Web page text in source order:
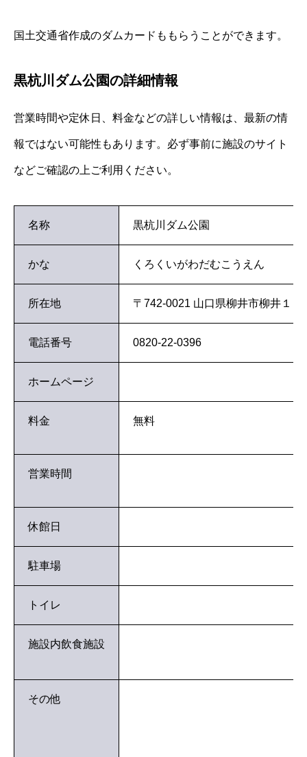
国土交通省作成のダムカードももらうことができます。
黒杭川ダム公園の詳細情報
営業時間や定休日、料金などの詳しい情報は、最新の情
報ではない可能性もあります。必ず事前に施設のサイト
などご確認の上ご利用ください。
名称 黒杭川ダム公園
かな くろくいがわだむこうえん
所在地 〒742-0021 山口県柳井市柳井１０
電話番号 0820-22-0396
ホームページ
料金 無料
営業時間
休館日
駐車場
トイレ
施設内飲食施設
その他